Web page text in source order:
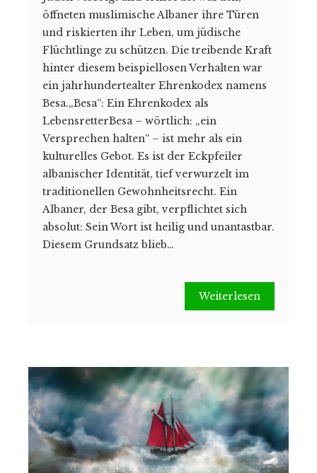
öffneten muslimische Albaner ihre Türen
und riskierten ihr Leben, um jüdische
Flüchtlinge zu schützen. Die treibende Kraft
hinter diesem beispiellosen Verhalten war
ein jahrhundertealter Ehrenkodex namens
Besa.„Besa“: Ein Ehrenkodex als
LebensretterBesa – wörtlich: „ein
Versprechen halten“ – ist mehr als ein
kulturelles Gebot. Es ist der Eckpfeiler
albanischer Identität, tief verwurzelt im
traditionellen Gewohnheitsrecht. Ein
Albaner, der Besa gibt, verpflichtet sich
absolut: Sein Wort ist heilig und unantastbar.
Diesem Grundsatz blieb…
Weiterlesen